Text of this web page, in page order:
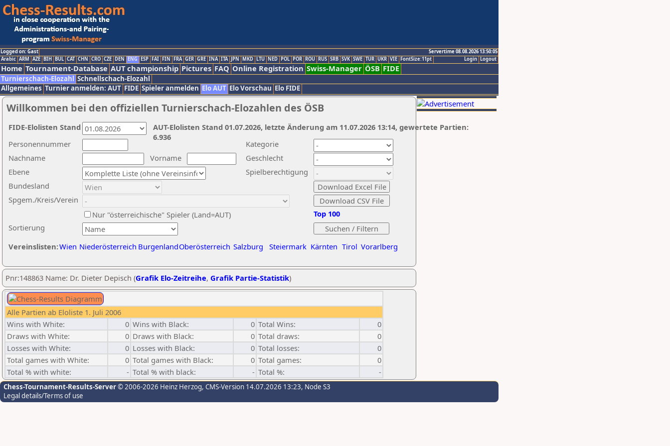
Logged on: Gast
Servertime 08.08.2026 13:50:05
Logout
Login
Arabic ARM AZE BIH BUL CAT CHN CRO CZE DEN ENG ESP FAI FIN FRA GER GRE INA ITA JPN MKD LTU NED POL POR ROU RUS SRB SVK SWE TUR UKR VIE FontSize:11pt
Home Tournament-Database AUT championship Pictures FAQ Online Registration Swiss-Manager ÖSB FIDE
Turnierschach-Elozahl Schnellschach-Elozahl
Allgemeines Turnier anmelden: AUT FIDE Spieler anmelden Elo AUT Elo Vorschau Elo FIDE
Willkommen bei den offiziellen Turnierschach-Elozahlen des ÖSB
Nachname
Vorname
Ebene
Kategorie
Sortierung
Personennummer
Bundesland
Spgem./Kreis/Verein
Geschlecht
Nur "österreichische" Spieler (Land=AUT)
Spielberechtigung
Vereinslisten:Wien Niederösterreich BurgenlandOberösterreich Salzburg Steiermark Kärnten Tirol Vorarlberg
Top 100
AUT-Elolisten Stand 01.07.2026, letzte Änderung am 11.07.2026 13:14, gewertete Partien:
6.936
FIDE-Elolisten Stand
Pnr:148863 Name: Dr. Dieter Depisch (Grafik Elo-Zeitreihe, Grafik Partie-Statistik)
Alle Partien ab Eloliste 1. Juli 2006
Wins with White:
0 Wins with Black: 0 Total Wins:
0
Draws with White:
0 Draws with Black: 0 Total draws:
0
Losses with White:
0 Losses with Black: 0 Total losses:
0
Total games with White:
0 Total games with Black: 0 Total games:
0
Total % with white:
- Total % with black: - Total %: -
Chess-Tournament-Results-Server© 2006-2026 Heinz Herzog, CMS-Version 14.07.2026 13:23, Node S3
Legal details/Terms of use